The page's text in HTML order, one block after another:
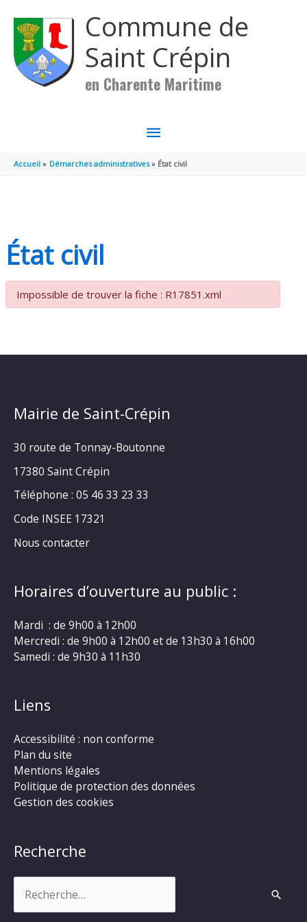
Commune de
Saint Crépin
en Charente Maritime
MENU
PRINCIPAL
Accueil Démarches administratives État civil
État civil
Impossible de trouver la fiche : R17851.xml
Mairie de Saint-Crépin
30 route de Tonnay-Boutonne
17380 Saint Crépin
Téléphone : 05 46 33 23 33
Code INSEE 17321
Nous contacter
Horaires d’ouverture au public :
Mardi : de 9h00 à 12h00
Mercredi : de 9h00 à 12h00 et de 13h30 à 16h00
Samedi : de 9h30 à 11h30
Liens
Accessibilité : non conforme
Plan du site
Mentions légales
Politique de protection des données
Gestion des cookies
Recherche